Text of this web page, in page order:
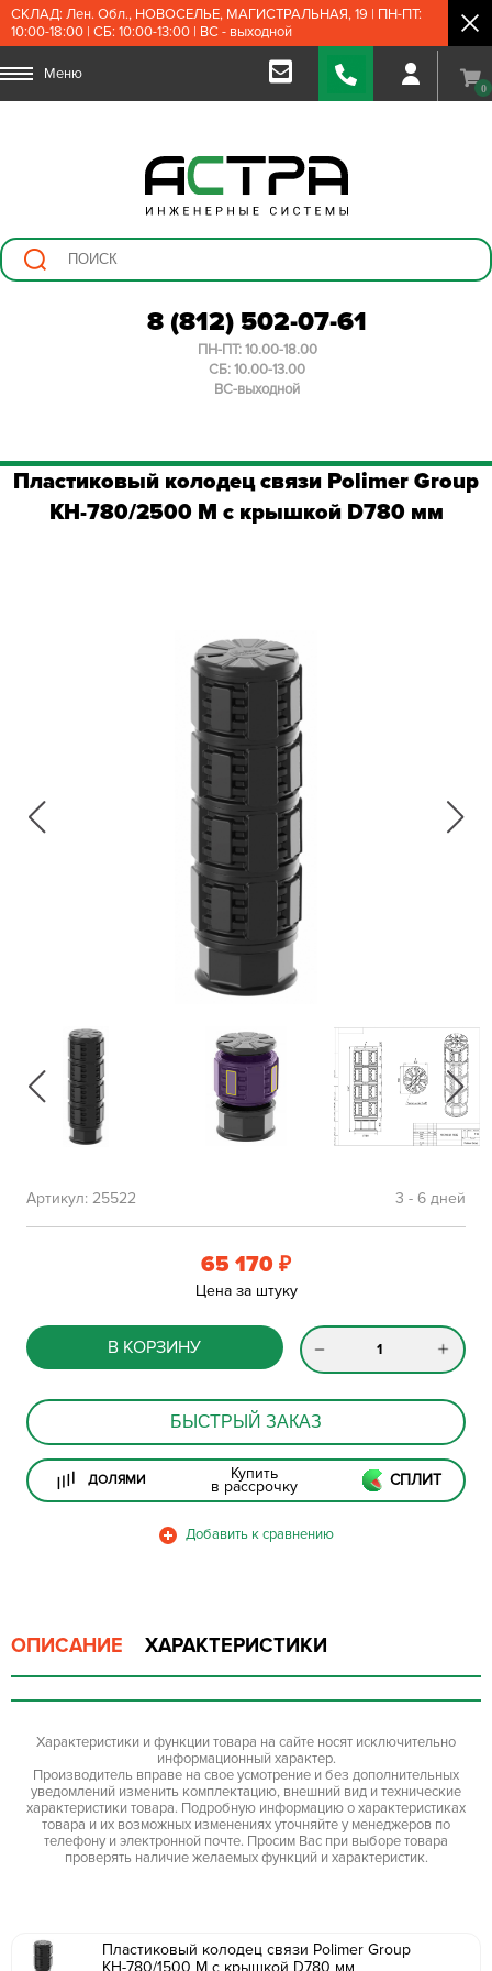
СКЛАД: Лен. Обл., НОВОСЕЛЬЕ, МАГИСТРАЛЬНАЯ, 19 | ПН-ПТ:
10:00-18:00 | СБ: 10:00-13:00 | ВС - выходной
Меню
0
8 (812) 502-07-61
ПН-ПТ: 10.00-18.00
СБ: 10.00-13.00
ВС-выходной
Пластиковый колодец связи Polimer Group
КН-780/2500 М с крышкой D780 мм
3 - 6 дней
Артикул: 25522
65 170 ₽
Цена за штуку
В КОРЗИНУ
БЫСТРЫЙ ЗАКАЗ
ДОЛЯМИ Купить
в рассрочку СПЛИТ
ОПИСАНИЕ ХАРАКТЕРИСТИКИ
Характеристики и функции товара на сайте носят исключительно
информационный характер.
Производитель вправе на свое усмотрение и без дополнительных
уведомлений изменить комплектацию, внешний вид и технические
характеристики товара. Подробную информацию о характеристиках
товара и их возможных изменениях уточняйте у менеджеров по
телефону и электронной почте. Просим Вас при выборе товара
проверять наличие желаемых функций и характеристик.
Пластиковый колодец связи Polimer Group
КН-780/1500 М с крышкой D780 мм